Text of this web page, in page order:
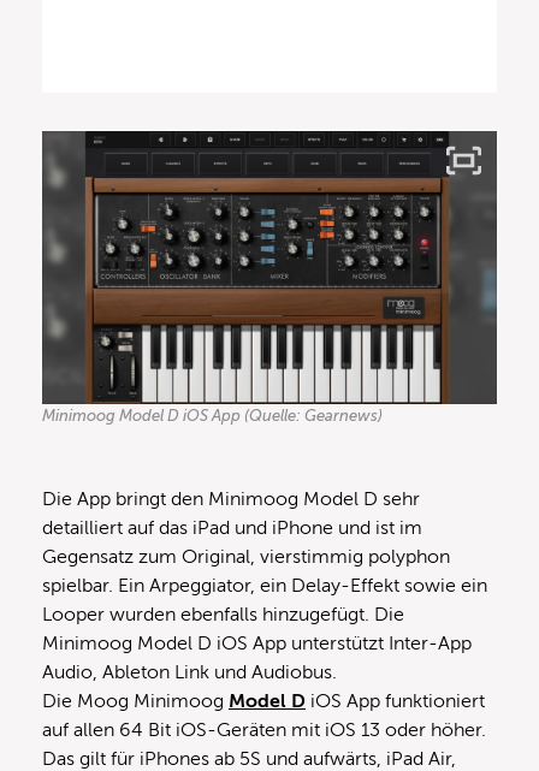
Minimoog Model D iOS App (Quelle: Gearnews)
Die App bringt den Minimoog Model D sehr
detailliert auf das iPad und iPhone und ist im
Gegensatz zum Original, vierstimmig polyphon
spielbar. Ein Arpeggiator, ein Delay-Effekt sowie ein
Looper wurden ebenfalls hinzugefügt. Die
Minimoog Model D iOS App unterstützt Inter-App
Audio, Ableton Link und Audiobus.
Die Moog Minimoog Model D iOS App funktioniert
auf allen 64 Bit iOS-Geräten mit iOS 13 oder höher.
Das gilt für iPhones ab 5S und aufwärts, iPad Air,